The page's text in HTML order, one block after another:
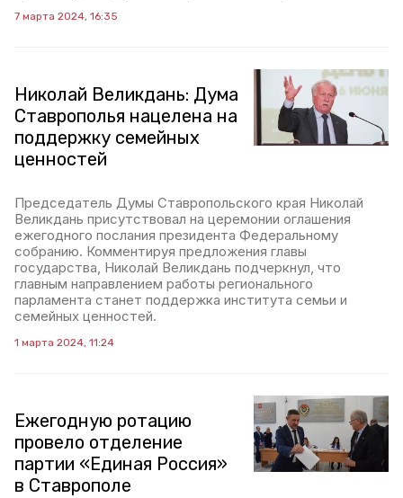
7 марта 2024, 16:35
Николай Великдань: Дума
Ставрополья нацелена на
поддержку семейных
ценностей
Председатель Думы Ставропольского края Николай
Великдань присутствовал на церемонии оглашения
ежегодного послания президента Федеральному
собранию. Комментируя предложения главы
государства, Николай Великдань подчеркнул, что
главным направлением работы регионального
парламента станет поддержка института семьи и
семейных ценностей.
1 марта 2024, 11:24
Ежегодную ротацию
провело отделение
партии «Единая Россия»
в Ставрополе